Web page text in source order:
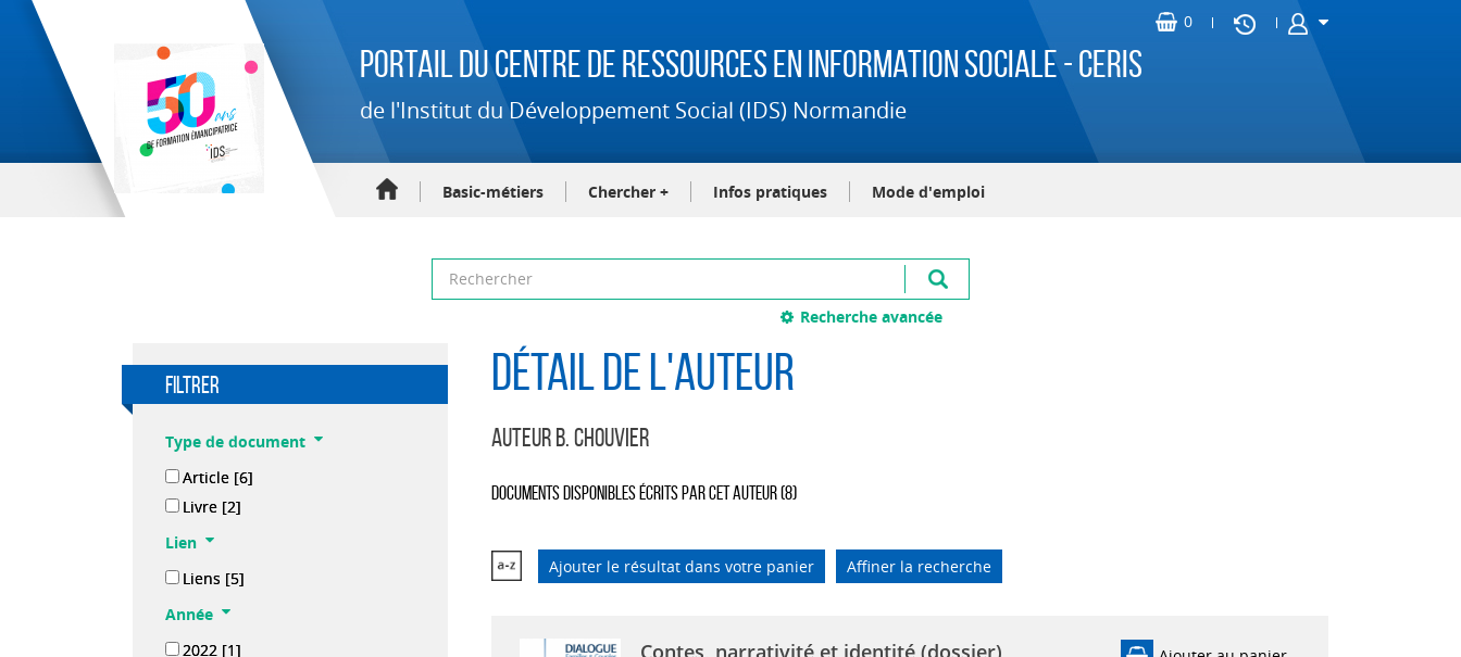
Portail du Centre de Ressources en Information Sociale - CERIS
de l'Institut du Développement Social (IDS) Normandie
Basic-métiers Chercher + Infos pratiques Mode d'emploi
Recherche avancée
filtrer
Type de document
Article [6]
Livre [2]
Lien
Liens [5]
Année
2022 [1]
Détail de l'auteur
Auteur B. Chouvier
Documents disponibles écrits par cet auteur (8)
Ajouter le résultat dans votre panier Affiner la recherche
Contes, narrativité et identité (dossier)